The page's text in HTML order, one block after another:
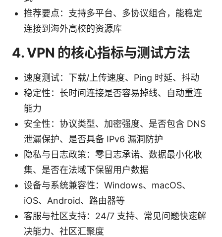
推荐要点：支持多平台、多协议组合，能稳定
连接到海外高校的资源库
4. VPN 的核心指标与测试方法
速度测试：下载/上传速度、Ping 时延、抖动
稳定性：长时间连接是否容易掉线、自动重连
能力
安全性：协议类型、加密强度、是否包含 DNS
泄漏保护、是否具备 IPv6 漏洞防护
隐私与日志政策：零日志承诺、数据最小化收
集、是否在法域下保留用户数据
设备与系统兼容性：Windows、macOS、
iOS、Android、路由器等
客服与社区支持：24/7 支持、常见问题快速解
决能力、社区汇聚度